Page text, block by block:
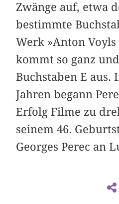
Zwänge auf, etwa
bestimmte
Werk »Anton Voyls
kommt so ganz
Buchstaben E aus.
Jahren begann
Erfolg Filme zu
seinem 46.
Georges Perec an